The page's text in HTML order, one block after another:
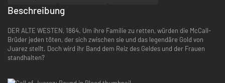
Beschreibung
DER ALTE WESTEN, 1864. Um ihre Familie zu retten, würden die McCall-
Brüder jeden töten, der sich zwischen sie und das legendäre Gold von
Juarez stellt. Doch wird ihr Band dem Reiz des Geldes und der Frauen
standhalten?